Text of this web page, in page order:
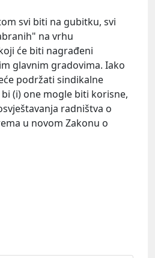
svi biti na gubitku, svi
na vrhu
će biti nagrađeni
glavnim gradovima. Iako
podržati sindikalne
(i) one mogle biti korisne,
radništva o
u novom Zakonu o